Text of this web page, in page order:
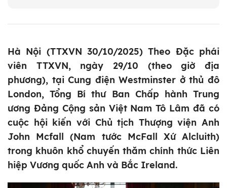
Hà Nội (TTXVN 30/10/2025) Theo Đặc phái
viên TTXVN, ngày 29/10 (theo giờ địa
phương), tại Cung điện Westminster ở thủ đô
London, Tổng Bí thư Ban Chấp hành Trung
ương Đảng Cộng sản Việt Nam Tô Lâm đã có
cuộc hội kiến với Chủ tịch Thượng viện Anh
John Mcfall (Nam tước McFall Xứ Alcluith)
trong khuôn khổ chuyến thăm chính thức Liên
hiệp Vương quốc Anh và Bắc Ireland.